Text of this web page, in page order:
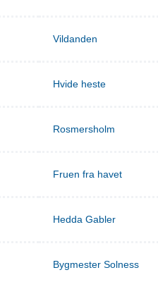
Vildanden
Hvide heste
Rosmersholm
Fruen fra havet
Hedda Gabler
Bygmester Solness